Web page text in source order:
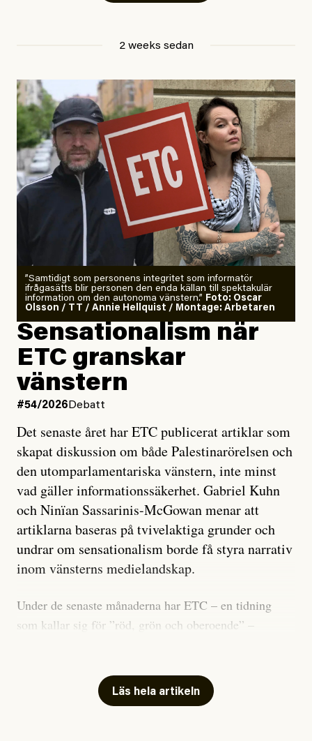
2 weeks sedan
”Samtidigt som personens integritet som informatör
ifrågasätts blir personen den enda källan till spektakulär
information om den autonoma vänstern.” Foto: Oscar
Olsson / TT / Annie Hellquist / Montage: Arbetaren
Sensationalism när
ETC granskar
vänstern
#54/2026 Debatt
Det senaste året har ETC publicerat artiklar som
skapat diskussion om både Palestinarörelsen och
den utomparlamentariska vänstern, inte minst
vad gäller informationssäkerhet. Gabriel Kuhn
och Ninïan Sassarinis-McGowan menar att
artiklarna baseras på tvivelaktiga grunder och
undrar om sensationalism borde få styra narrativ
inom vänsterns medielandskap.
Under de senaste månaderna har ETC – en tidning
som kallar sig för ”röd, grön och oberoende” –
skriver för? Vad betyder det att vara en ”röd, grön och
oberoende” tidning? Och vad är egentligen bra
Läs hela artikeln